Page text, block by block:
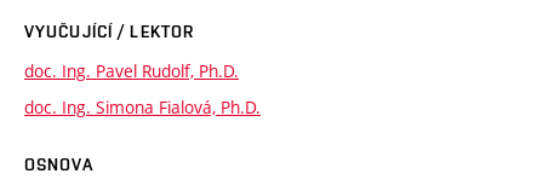
VYUČUJÍCÍ / LEKTOR
doc. Ing. Pavel Rudolf, Ph.D.
doc. Ing. Simona Fialová, Ph.D.
OSNOVA